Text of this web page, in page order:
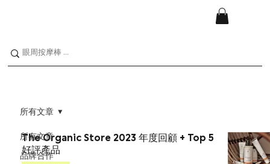
所有文章
品牌合作
所有文章
The Organic Store 2023 年度回顧 + Top 5
好評產品